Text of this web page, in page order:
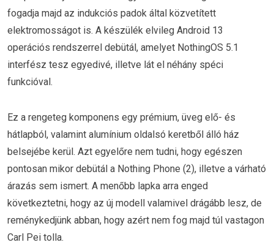
fogadja majd az indukciós padok által közvetített
elektromosságot is. A készülék elvileg Android 13
operációs rendszerrel debütál, amelyet NothingOS 5.1
interfész tesz egyedivé, illetve lát el néhány spéci
funkcióval.
Ez a rengeteg komponens egy prémium, üveg elő- és
hátlapból, valamint alumínium oldalsó keretből álló ház
belsejébe kerül. Azt egyelőre nem tudni, hogy egészen
pontosan mikor debütál a Nothing Phone (2), illetve a várható
árazás sem ismert. A menőbb lapka arra enged
következtetni, hogy az új modell valamivel drágább lesz, de
reménykedjünk abban, hogy azért nem fog majd túl vastagon
Carl Pei tolla.